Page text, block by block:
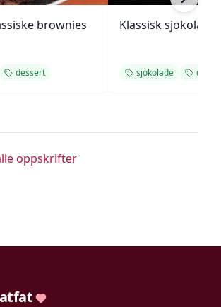
brownies
dessert
Klassisk
sjokolade
oppskrifter